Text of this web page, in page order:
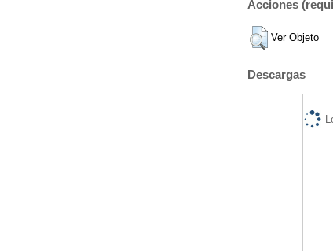
Acciones
Ver Objeto
Descargas